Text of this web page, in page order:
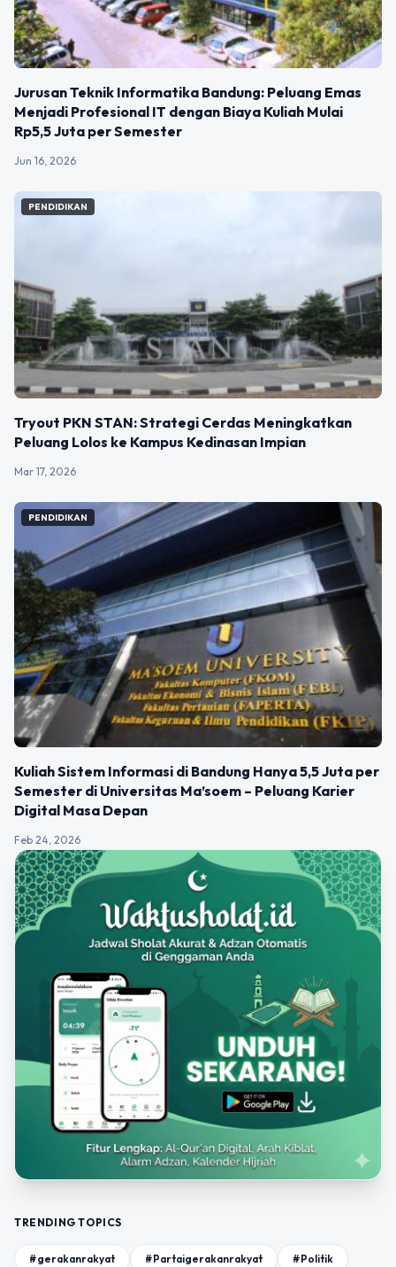
Jurusan Teknik Informatika Bandung: Peluang Emas
Menjadi Profesional IT dengan Biaya Kuliah Mulai
Rp5,5 Juta per Semester
Jun 16, 2026
PENDIDIKAN
Tryout PKN STAN: Strategi Cerdas Meningkatkan
Peluang Lolos ke Kampus Kedinasan Impian
Mar 17, 2026
PENDIDIKAN
Kuliah Sistem Informasi di Bandung Hanya 5,5 Juta per
Semester di Universitas Ma’soem – Peluang Karier
Digital Masa Depan
Feb 24, 2026
TRENDING TOPICS
#gerakanrakyat #Partaigerakanrakyat #Politik